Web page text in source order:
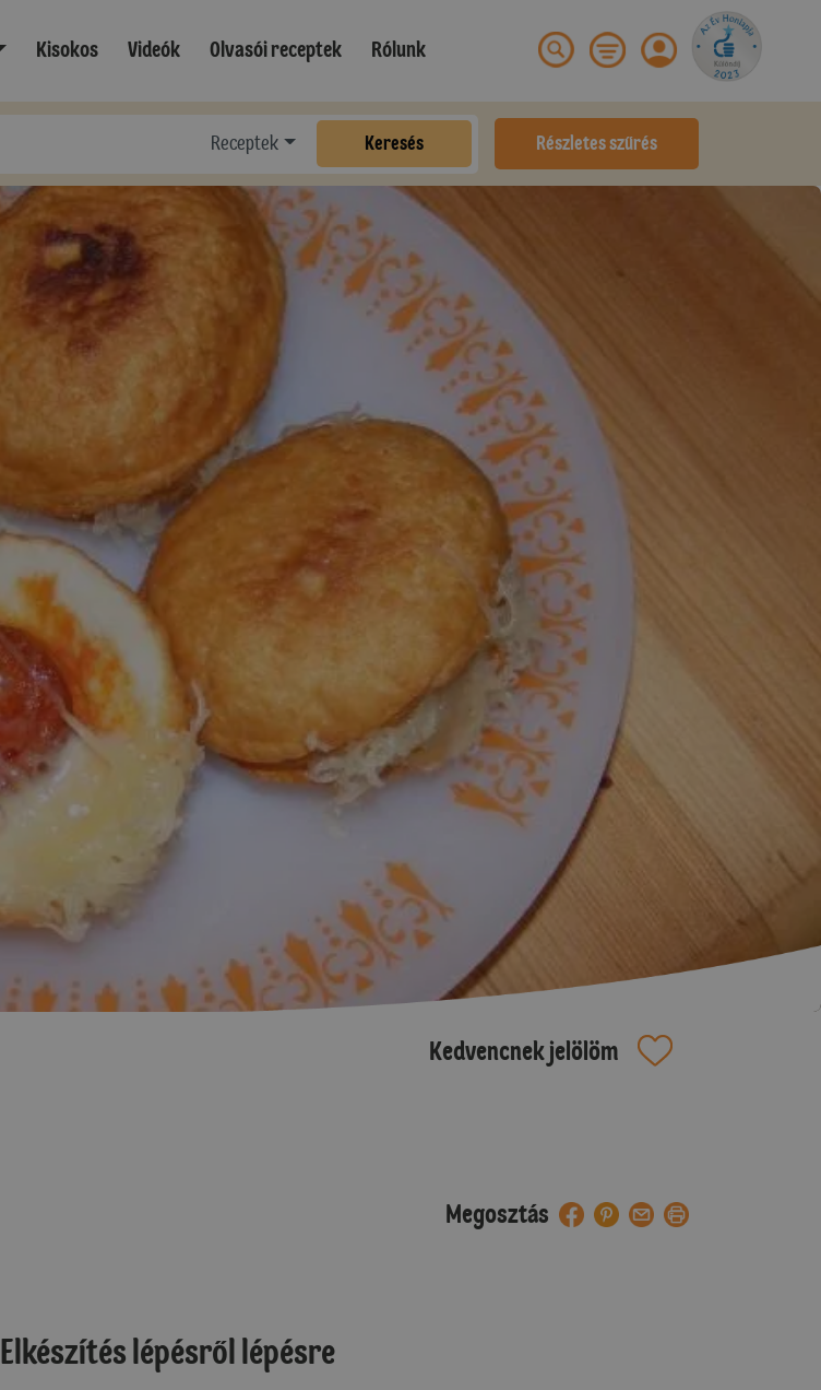
Kisokos Videók Olvasói receptek Rólunk
Receptek Keresés Részletes szűrés
Kedvencnek jelölöm
Megosztás
Elkészítés lépésről lépésre